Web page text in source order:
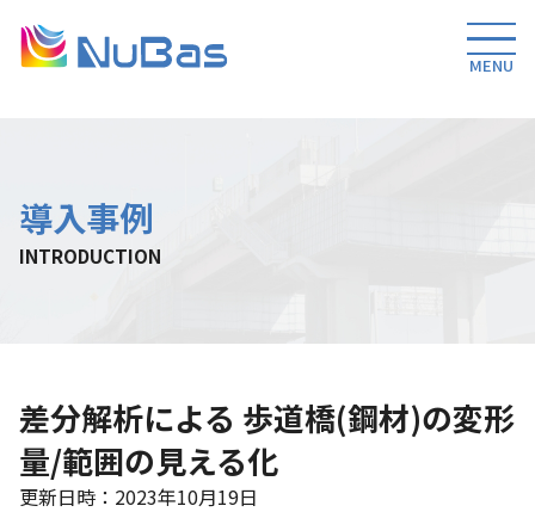
MENU
導入事例
INTRODUCTION
差分解析による 歩道橋(鋼材)の変形
量/範囲の見える化
更新日時：2023年10月19日